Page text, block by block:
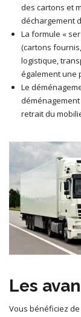
des cartons et
déchargement
La formule «
(cartons
logistique,
également une
Le
retrait du
Les
Vous bénéficiez